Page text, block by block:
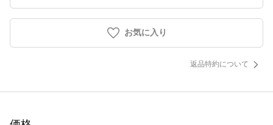
お気に入り
返品特約について